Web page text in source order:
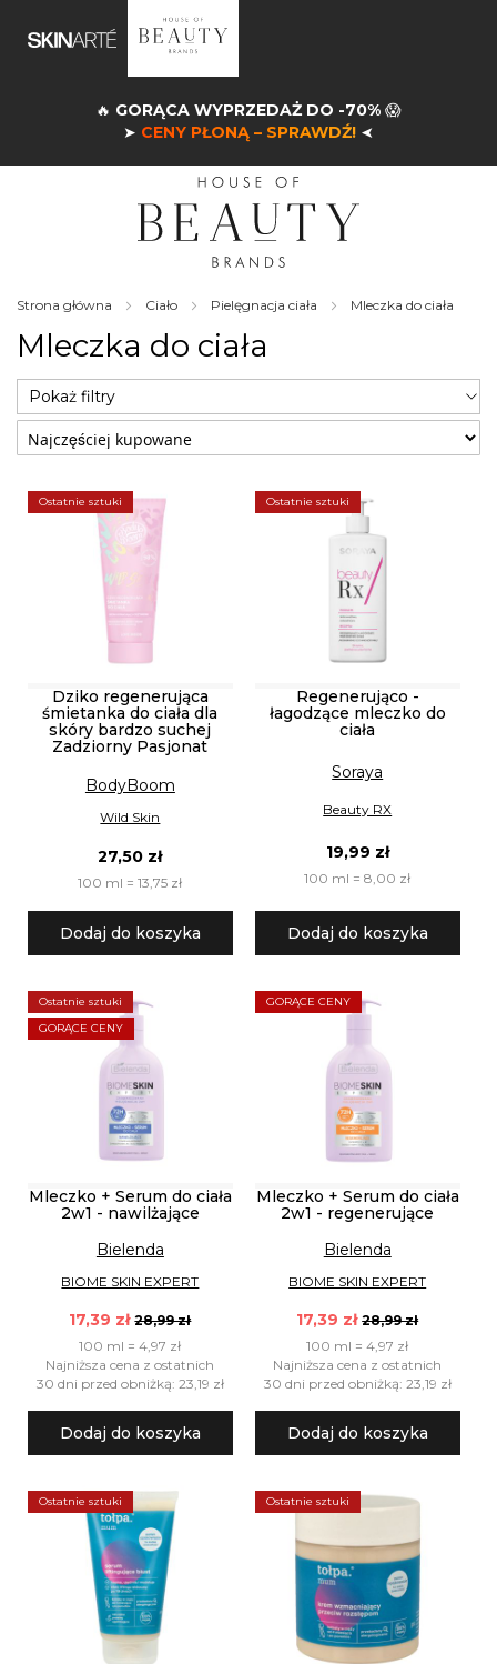
🔥 GORĄCA WYPRZEDAŻ DO -70% 😱
➤ CENY PŁONĄ – SPRAWDŹ! ➤
Strona główna Ciało Pielęgnacja ciała Mleczka do ciała
Mleczka do ciała
Ostatnie sztuki
Dziko regenerująca
śmietanka do ciała dla
skóry bardzo suchej
Zadziorny Pasjonat
BodyBoom
Wild Skin
27,50 zł
100 ml = 13,75 zł
Dodaj do koszyka
Ostatnie sztuki
Regenerująco -
łagodzące mleczko do
ciała
Soraya
Beauty RX
19,99 zł
100 ml = 8,00 zł
Dodaj do koszyka
Ostatnie sztuki
GORĄCE CENY
Mleczko + Serum do ciała
2w1 - nawilżające
Bielenda
BIOME SKIN EXPERT
17,39 zł 28,99 zł
100 ml = 4,97 zł
Najniższa cena z ostatnich
30 dni przed obniżką: 23,19 zł
Dodaj do koszyka
GORĄCE CENY
Mleczko + Serum do ciała
2w1 - regenerujące
Bielenda
BIOME SKIN EXPERT
17,39 zł 28,99 zł
100 ml = 4,97 zł
Najniższa cena z ostatnich
30 dni przed obniżką: 23,19 zł
Dodaj do koszyka
Ostatnie sztuki Ostatnie sztuki
Pokaż filtry